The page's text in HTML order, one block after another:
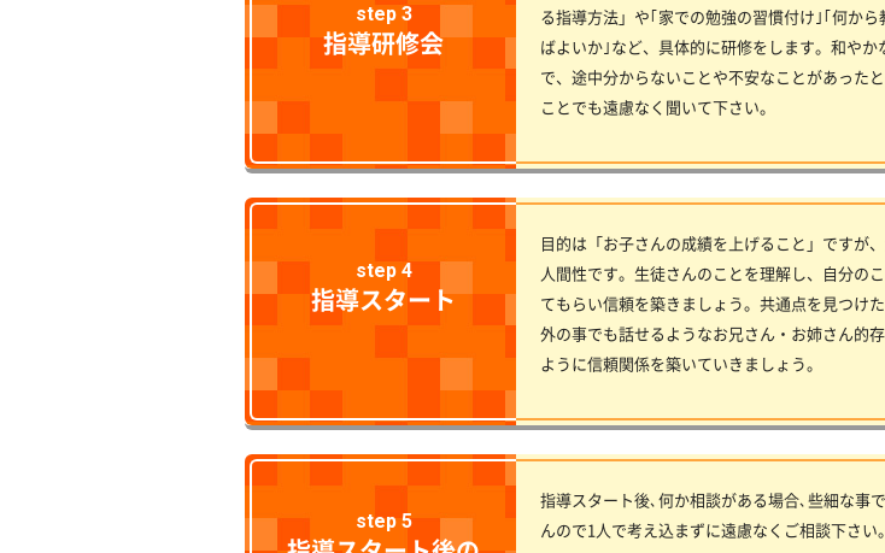
step 3
指導研修会
る指導方法」や｢家での勉強の習慣付け｣｢何から
ばよいか｣など、具体的に研修をします。和やか
で、途中分からないことや不安なことがあった
ことでも遠慮なく聞いて下さい。
step 4
指導スタート
目的は「お子さんの成績を上げること」ですが
人間性です。生徒さんのことを理解し、自分の
てもらい信頼を築きましょう。共通点を見つけ
外の事でも話せるようなお兄さん・お姉さん的
ように信頼関係を築いていきましょう。
step 5
指導スタート後､何か相談がある場合､些細な事
んので1人で考え込まずに遠慮なくご相談下さい